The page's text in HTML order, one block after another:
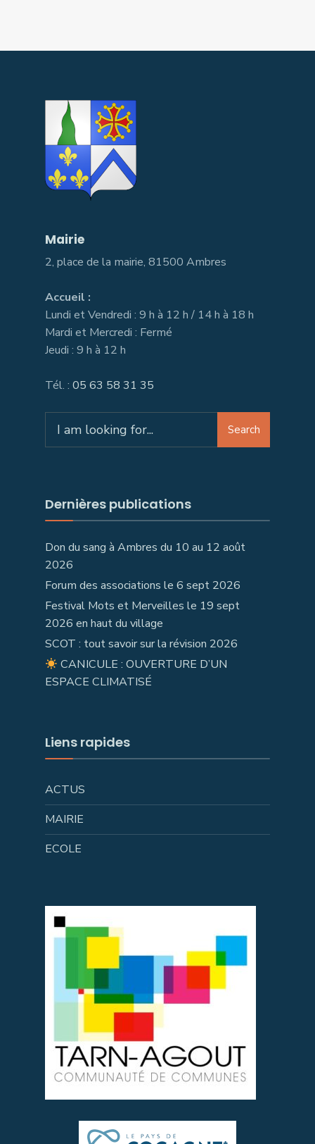
Mairie
2, place de la mairie, 81500 Ambres
Accueil :
Lundi et Vendredi : 9 h à 12 h / 14 h à 18 h
Mardi et Mercredi : Fermé
Jeudi : 9 h à 12 h
Tél. : 05 63 58 31 35
for:
Search
Dernières publications
Don du sang à Ambres du 10 au 12 août
2026
Forum des associations le 6 sept 2026
Festival Mots et Merveilles le 19 sept
2026 en haut du village
SCOT : tout savoir sur la révision 2026
CANICULE : OUVERTURE D’UN
ESPACE CLIMATISÉ
Liens rapides
ACTUS
MAIRIE
ECOLE